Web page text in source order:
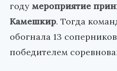
году мероприятие
Камешкир. Тогда
обогнала 13
победителем